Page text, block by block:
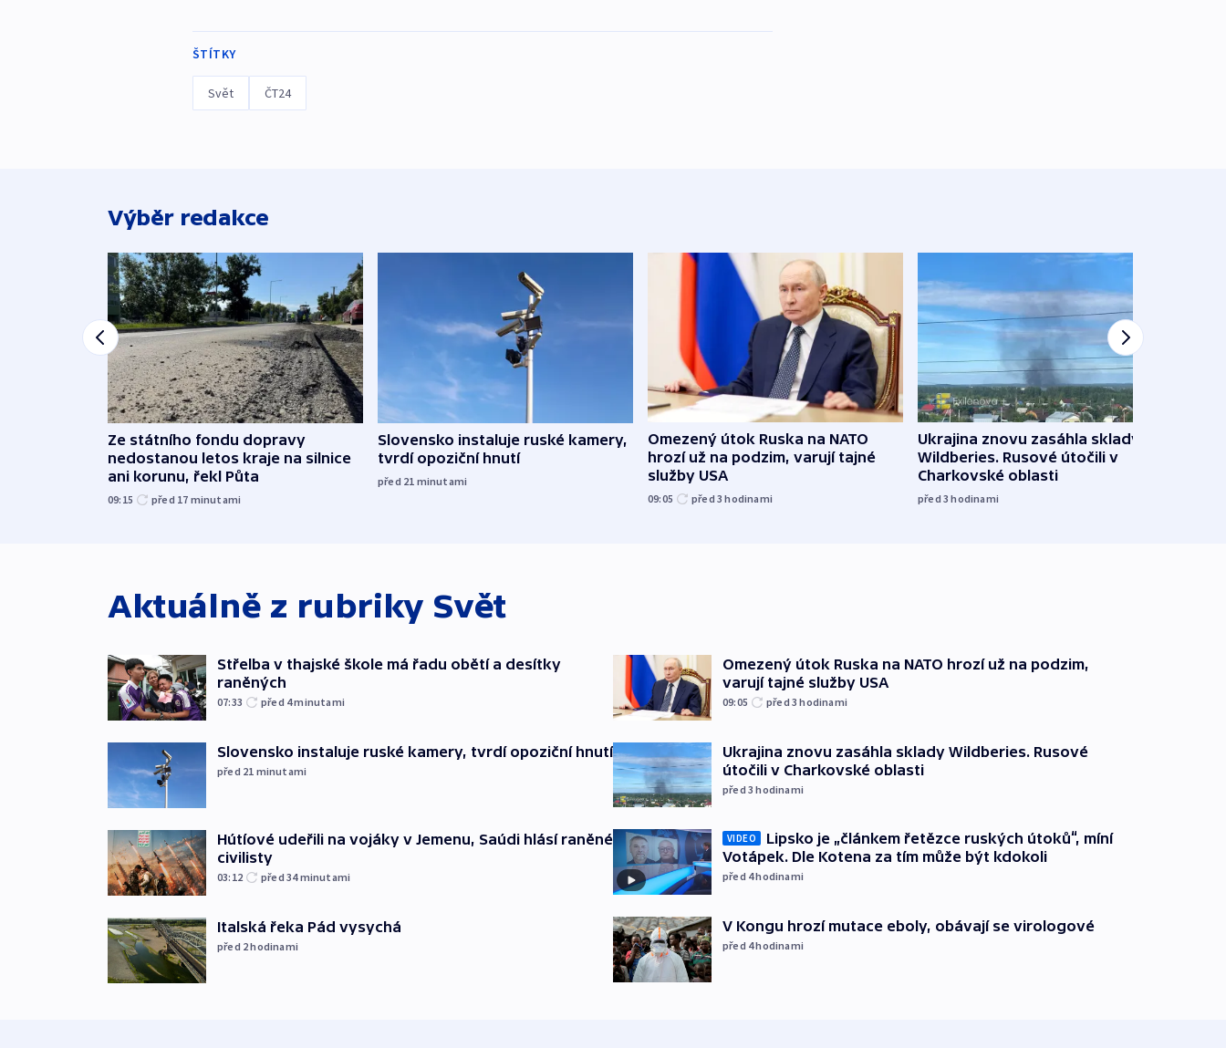
ŠTÍTKY
Svět ČT24
Výběr redakce
Ze státního fondu dopravy
nedostanou letos kraje na silnice
ani korunu, řekl Půta
09:15 před 17 minutami
Slovensko instaluje ruské kamery,
tvrdí opoziční hnutí
před 21 minutami
Omezený útok Ruska na NATO
hrozí už na podzim, varují tajné
služby USA
09:05 před 3hodinami
Ukrajina znovu zasáhla sklady
Wildberies. Rusové útočili v
Charkovské oblasti
před 3hodinami
Aktuálně z rubriky Svět
Střelba v thajské škole má řadu obětí a desítky
raněných
07:33 před 4minutami
Slovensko instaluje ruské kamery, tvrdí opoziční hnutí
před 21 minutami
Hútíové udeřili na vojáky v Jemenu, Saúdi hlásí raněné
civilisty
03:12 před 34minutami
Italská řeka Pád vysychá
před 2hodinami
Omezený útok Ruska na NATO hrozí už na podzim,
varují tajné služby USA
09:05 před 3hodinami
Ukrajina znovu zasáhla sklady Wildberies. Rusové
útočili v Charkovské oblasti
před 3hodinami
VIDEO
Lipsko je „článkem řetězce ruských útoků“, míní
Votápek. Dle Kotena za tím může být kdokoli
před 4hodinami
V Kongu hrozí mutace eboly, obávají se virologové
před 4hodinami